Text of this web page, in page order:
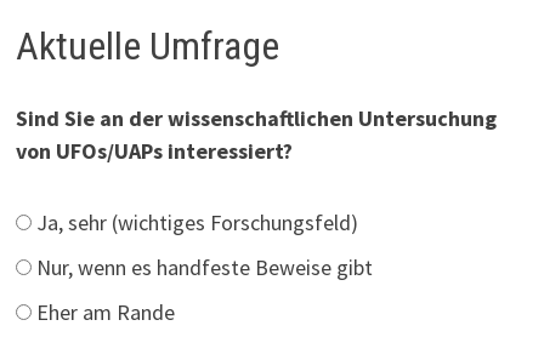
Aktuelle Umfrage
Sind Sie an der wissenschaftlichen Untersuchung
von UFOs/UAPs interessiert?
Ja, sehr (wichtiges Forschungsfeld)
Nur, wenn es handfeste Beweise gibt
Eher am Rande